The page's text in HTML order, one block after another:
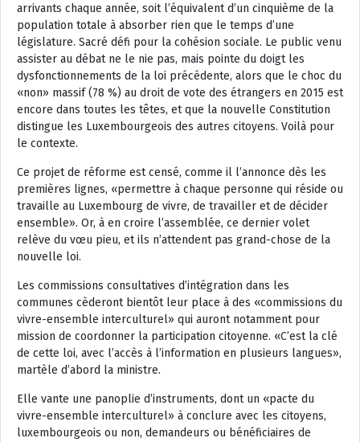
arrivants chaque année, soit l’équivalent d’un cinquième de la
population totale à absorber rien que le temps d’une
législature. Sacré défi pour la cohésion sociale. Le public venu
assister au débat ne le nie pas, mais pointe du doigt les
dysfonctionnements de la loi précédente, alors que le choc du
«non» massif (78 %) au droit de vote des étrangers en 2015 est
encore dans toutes les têtes, et que la nouvelle Constitution
distingue les Luxembourgeois des autres citoyens. Voilà pour
le contexte.
Ce projet de réforme est censé, comme il l’annonce dès les
premières lignes, «permettre à chaque personne qui réside ou
travaille au Luxembourg de vivre, de travailler et de décider
ensemble». Or, à en croire l’assemblée, ce dernier volet
relève du vœu pieu, et ils n’attendent pas grand-chose de la
nouvelle loi.
Les commissions consultatives d’intégration dans les
communes cèderont bientôt leur place à des «commissions du
vivre-ensemble interculturel» qui auront notamment pour
mission de coordonner la participation citoyenne. «C’est la clé
de cette loi, avec l’accès à l’information en plusieurs langues»,
martèle d’abord la ministre.
Elle vante une panoplie d’instruments, dont un «pacte du
vivre-ensemble interculturel» à conclure avec les citoyens,
luxembourgeois ou non, demandeurs ou bénéficiaires de